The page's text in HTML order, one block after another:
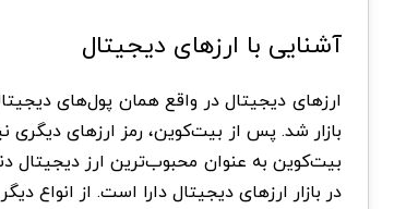
آشنایی با ارزهای دیجیتال
ارزهای دیجیتال در واقع همان پول‌های
بازار شد. پس از بیت‌کوین، رمز ارزهای
بیت‌کوین به عنوان محبوب‌ترین ارز دیجیتال
در بازار ارزهای دیجیتال دارا است. از انواع